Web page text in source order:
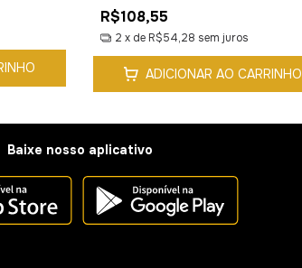
R$108,55
2 x de R$54,28 sem juros
ADICIONAR AO CARRINHO
Baixe nosso aplicativo